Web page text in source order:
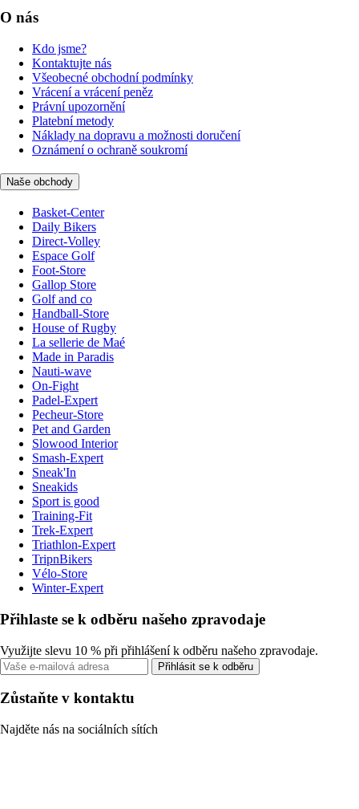
O nás
Kdo jsme?
Kontaktujte nás
Všeobecné obchodní podmínky
Vrácení a vrácení peněz
Právní upozornění
Platební metody
Náklady na dopravu a možnosti doručení
Oznámení o ochraně soukromí
Naše obchody
Basket-Center
Daily Bikers
Direct-Volley
Espace Golf
Foot-Store
Gallop Store
Golf and co
Handball-Store
House of Rugby
La sellerie de Maé
Made in Paradis
Nauti-wave
On-Fight
Padel-Expert
Pecheur-Store
Pet and Garden
Slowood Interior
Smash-Expert
Sneak'In
Sneakids
Sport is good
Training-Fit
Trek-Expert
Triathlon-Expert
TripnBikers
Vélo-Store
Winter-Expert
Přihlaste se k odběru našeho zpravodaje
Využijte slevu 10 % při přihlášení k odběru našeho zpravodaje.
Přihlásit se k odběru
Zůstaňte v kontaktu
Najděte nás na sociálních sítích